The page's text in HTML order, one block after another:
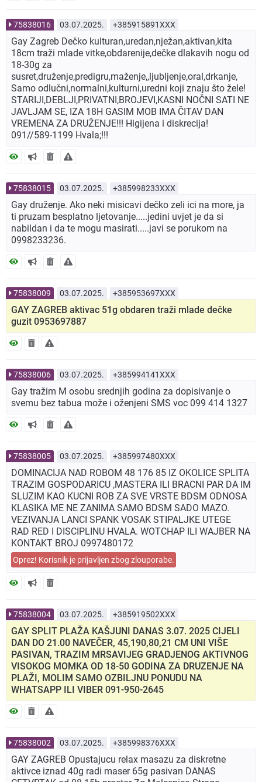
75838016 03.07.2025. +385915891XXX
Gay Zagreb Dečko kulturan,uredan,nježan,aktivan,kita
18cm traži mlade vitke,obdarenije,dečke dlakavih nogu od
18-30g za
susret,druženje,predigru,maženje,,ljubljenje,oral,drkanje,
Samo odlučni,normalni,kulturni,uredni koji znaju što žele!
STARIJI,DEBLJI,PRIVATNI,BROJEVI,KASNI NOČNI SATI NE
JAVLJAM SE, IZA 18H GASIM MOB IMA ČITAV DAN
VREMENA ZA DRUŽENJE!!! Higijena i diskrecija!
091//589-1199 Hvala;!!!
75838015 03.07.2025. +385998233XXX
Gay druženje. Ako neki misicavi dečko zeli ici na more, ja
ti pruzam besplatno ljetovanje.....jedini uvjet je da si
nabildan i da te mogu masirati.....javi se porukom na
0998233236.
75838009 03.07.2025. +385953697XXX
GAY ZAGREB aktivac 51g obdaren traži mlade dečke
guzit 0953697887
75838006 03.07.2025. +385994141XXX
Gay tražim M osobu srednjih godina za dopisivanje o
svemu bez tabua može i oženjeni SMS voc 099 414 1327
75838005 03.07.2025. +385997480XXX
DOMINACIJA NAD ROBOM 48 176 85 IZ OKOLICE SPLITA
TRAZIM GOSPODARICU ,MASTERA ILI BRACNI PAR DA IM
SLUZIM KAO KUCNI ROB ZA SVE VRSTE BDSM ODNOSA
KLASIKA ME NE ZANIMA SAMO BDSM SADO MAZO.
VEZIVANJA LANCI SPANK VOSAK STIPALJKE UTEGE
RAD RED I DISCIPLINU HVALA. WOTCHAP ILI WAJBER NA
KONTAKT BROJ 0997480172
Oprez! Korisnik je prijavljen zbog zlouporabe.
75838004 03.07.2025. +385919502XXX
GAY SPLIT PLAŽA KAŠJUNI DANAS 3.07. 2025 CIJELI
DAN DO 21.00 NAVEČER, 45,190,80,21 CM UNI VIŠE
PASIVAN, TRAZIM MRSAVIJEG GRADJENOG AKTIVNOG
VISOKOG MOMKA OD 18-50 GODINA ZA DRUZENJE NA
PLAŽI, MOLIM SAMO OZBILJNU PONUDU NA
WHATSAPP ILI VIBER 091-950-2645
75838002 03.07.2025. +385998376XXX
GAY ZAGREB Opustajucu relax masazu za diskretne
aktivce iznad 40g radi maser 65g pasivan DANAS